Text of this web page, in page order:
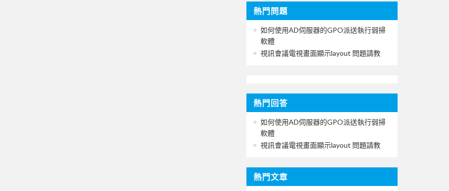
熱門問題
如何使用AD伺服器的GPO派送執行弱掃
軟體
視訊會議電視畫面顯示layout 問題請教
熱門回答
如何使用AD伺服器的GPO派送執行弱掃
軟體
視訊會議電視畫面顯示layout 問題請教
熱門文章